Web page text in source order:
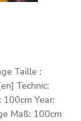
Taille :
Technic:
Year:
Maß: 100cm